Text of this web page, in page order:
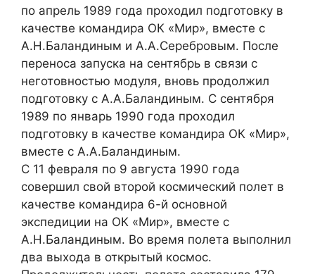
по апрель 1989 года проходил подготовку в
качестве командира ОК «Мир», вместе с
А.Н.Баландиным и А.А.Серебровым. После
переноса запуска на сентябрь в связи с
неготовностью модуля, вновь продолжил
подготовку с А.А.Баландиным. С сентября
1989 по январь 1990 года проходил
подготовку в качестве командира ОК «Мир»,
вместе с А.А.Баландиным.
С 11 февраля по 9 августа 1990 года
совершил свой второй космический полет в
качестве командира 6-й основной
экспедиции на ОК «Мир», вместе с
А.Н.Баландиным. Во время полета выполнил
два выхода в открытый космос.